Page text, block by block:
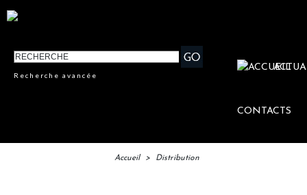
Recherche avancée
CONTACTS
Accueil > Distribution